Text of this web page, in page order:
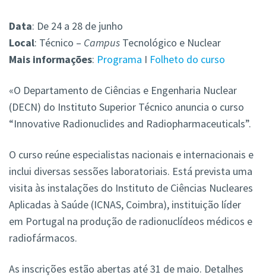
Data: De 24 a 28 de junho
Local: Técnico – Campus Tecnológico e Nuclear
Mais informações: Programa I Folheto do curso
«O Departamento de Ciências e Engenharia Nuclear
(DECN) do Instituto Superior Técnico anuncia o curso
“Innovative Radionuclides and Radiopharmaceuticals”.
O curso reúne especialistas nacionais e internacionais e
inclui diversas sessões laboratoriais. Está prevista uma
visita às instalações do Instituto de Ciências Nucleares
Aplicadas à Saúde (ICNAS, Coimbra), instituição líder
em Portugal na produção de radionuclídeos médicos e
radiofármacos.
As inscrições estão abertas até 31 de maio. Detalhes